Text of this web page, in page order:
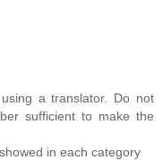
a translator. Do not
sufficient to make the
in each category